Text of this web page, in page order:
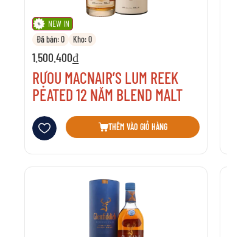
NEW IN
Đã bán: 0
Kho: 0
1.500.400₫
RỰOU MACNAIR’S LUM REEK
PEATED 12 NĂM BLEND MALT
Thêm vào danh sách yêu thích
THÊM VÀO GIỎ HÀNG